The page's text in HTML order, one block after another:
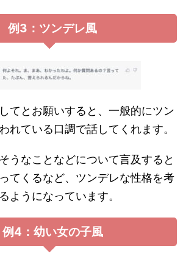
例3：ツンデレ風
てとお願いすると、一般的にツン
れている口調で話してくれます。
うなことなどについて言及すると
てくるなど、ツンデレな性格を考
ようになっています。
例4：幼い女の子風